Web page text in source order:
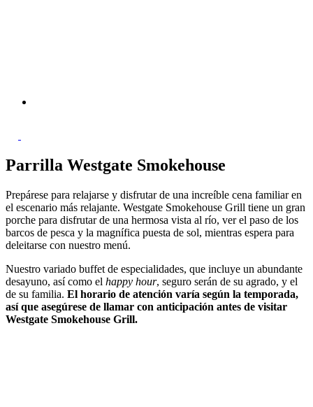
Parrilla Westgate Smokehouse
Prepárese para relajarse y disfrutar de una increíble cena familiar en
el escenario más relajante. Westgate Smokehouse Grill tiene un gran
porche para disfrutar de una hermosa vista al río, ver el paso de los
barcos de pesca y la magnífica puesta de sol, mientras espera para
deleitarse con nuestro menú.
Nuestro variado buffet de especialidades, que incluye un abundante
desayuno, así como el happy hour, seguro serán de su agrado, y el
de su familia. El horario de atención varía según la temporada,
así que asegúrese de llamar con anticipación antes de visitar
Westgate Smokehouse Grill.